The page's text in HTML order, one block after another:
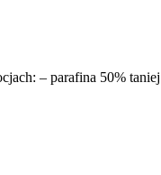
– parafina 50%